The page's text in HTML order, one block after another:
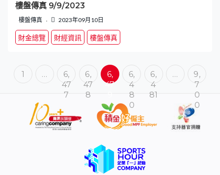
樓盤傳真 9/9/2023
樓盤傳真 2023年09月10日
財金總覽 財經資訊 樓盤傳真
1 …
6,
47
7
6,
47
8
6,
47
6,
4
8
0
6,
4
81
…
9,
7
0
0